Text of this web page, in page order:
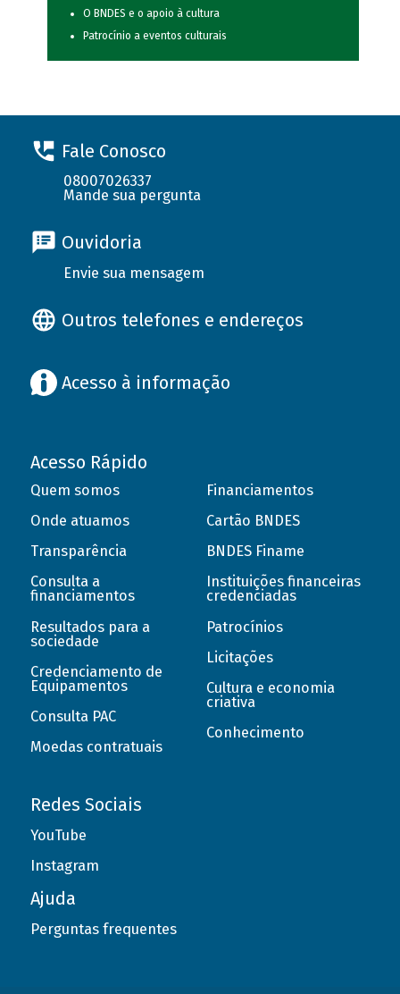
O BNDES e o apoio à cultura
Patrocínio a eventos culturais
Fale Conosco
08007026337
Mande sua pergunta
Ouvidoria
Envie sua mensagem
Outros telefones e endereços
Acesso à informação
Acesso Rápido
Quem somos
Onde atuamos
Transparência
Consulta a
financiamentos
Resultados para a
sociedade
Credenciamento de
Equipamentos
Consulta PAC
Moedas contratuais
Financiamentos
Cartão BNDES
BNDES Finame
Instituições financeiras
credenciadas
Patrocínios
Licitações
Cultura e economia
criativa
Conhecimento
Redes Sociais
YouTube
Instagram
Ajuda
Perguntas frequentes